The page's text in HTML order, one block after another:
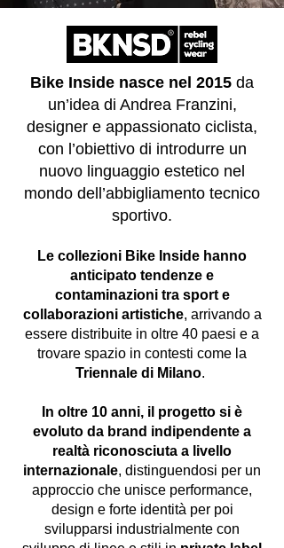
Bike Inside nasce nel 2015 da
un’idea di Andrea Franzini,
designer e appassionato ciclista,
con l’obiettivo di introdurre un
nuovo linguaggio estetico nel
mondo dell’abbigliamento tecnico
sportivo.
Le collezioni Bike Inside hanno
anticipato tendenze e
contaminazioni tra sport e
collaborazioni artistiche, arrivando a
essere distribuite in oltre 40 paesi e a
trovare spazio in contesti come la
Triennale di Milano.
In oltre 10 anni, il progetto si è
evoluto da brand indipendente a
realtà riconosciuta a livello
internazionale, distinguendosi per un
approccio che unisce performance,
design e forte identità per poi
svilupparsi industrialmente con